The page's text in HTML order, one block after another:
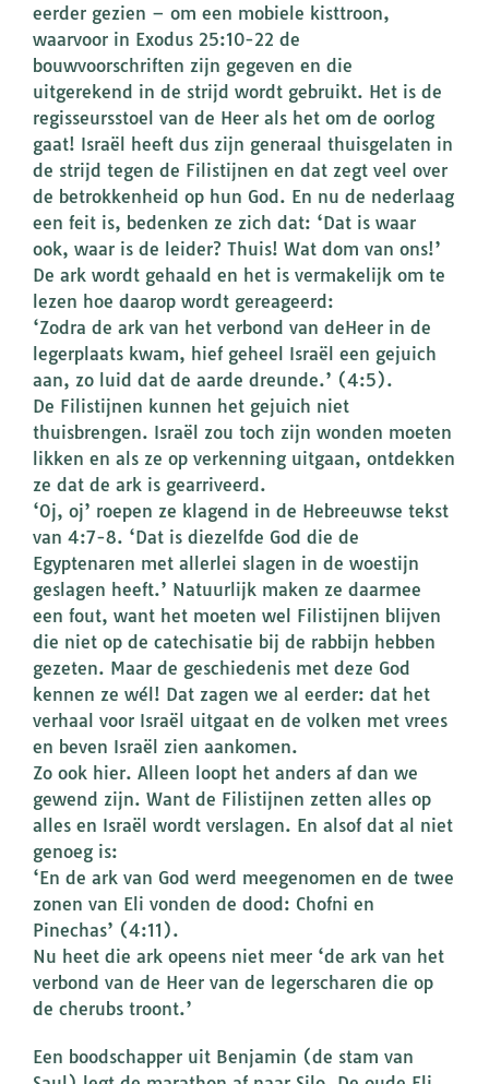
eerder gezien – om een mobiele kisttroon,
waarvoor in Exodus 25:10-22 de
bouwvoorschriften zijn gegeven en die
uitgerekend in de strijd wordt gebruikt. Het is de
regisseursstoel van de Heer als het om de oorlog
gaat! Israël heeft dus zijn generaal thuisgelaten in
de strijd tegen de Filistijnen en dat zegt veel over
de betrokkenheid op hun God. En nu de nederlaag
een feit is, bedenken ze zich dat: ‘Dat is waar
ook, waar is de leider? Thuis! Wat dom van ons!’
De ark wordt gehaald en het is vermakelijk om te
lezen hoe daarop wordt gereageerd:
‘Zodra de ark van het verbond van deHeer in de
legerplaats kwam, hief geheel Israël een gejuich
aan, zo luid dat de aarde dreunde.’ (4:5).
De Filistijnen kunnen het gejuich niet
thuisbrengen. Israël zou toch zijn wonden moeten
likken en als ze op verkenning uitgaan, ontdekken
ze dat de ark is gearriveerd.
‘Oj, oj’ roepen ze klagend in de Hebreeuwse tekst
van 4:7-8. ‘Dat is diezelfde God die de
Egyptenaren met allerlei slagen in de woestijn
geslagen heeft.’ Natuurlijk maken ze daarmee
een fout, want het moeten wel Filistijnen blijven
die niet op de catechisatie bij de rabbijn hebben
gezeten. Maar de geschiedenis met deze God
kennen ze wél! Dat zagen we al eerder: dat het
verhaal voor Israël uitgaat en de volken met vrees
en beven Israël zien aankomen.
Zo ook hier. Alleen loopt het anders af dan we
gewend zijn. Want de Filistijnen zetten alles op
alles en Israël wordt verslagen. En alsof dat al niet
genoeg is:
‘En de ark van God werd meegenomen en de twee
zonen van Eli vonden de dood: Chofni en
Pinechas’ (4:11).
Nu heet die ark opeens niet meer ‘de ark van het
verbond van de Heer van de legerscharen die op
de cherubs troont.’
Een boodschapper uit Benjamin (de stam van